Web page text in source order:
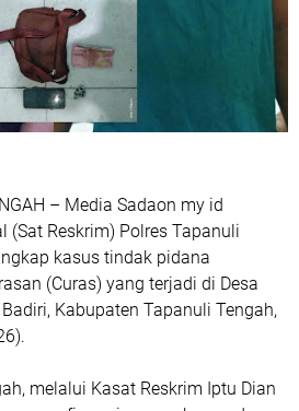
– Media Sadaon my id
(Sat Reskrim) Polres Tapanuli
kasus tindak pidana
(Curas) yang terjadi di Desa
Kabupaten Tapanuli Tengah,
melalui Kasat Reskrim Iptu Dian